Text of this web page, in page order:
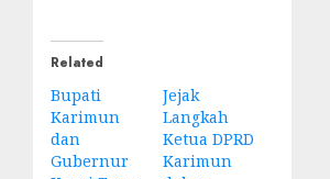
Related
Bupati
Karimun
dan
Gubernur
Jejak
Langkah
Ketua DPRD
Karimun